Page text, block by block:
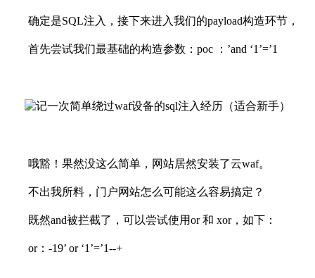
确定是SQL注入，接下来进入我们的payload构造环节，
首先尝试我们最基础的构造参数： poc ： ’and ‘1’=’1
哦豁！果然没这么简单，网站居然安装了云waf。
不出我所料，门户网站怎么可能这么容易搞定？
既然and被拦截了，可以尝试使用or 和 xor，如下：
or： -19’ or ‘1’=’1--+